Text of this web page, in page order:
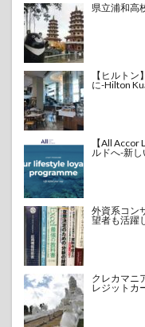
県立浦和高
【ヒルト
に-Hilton
【All
ルドへ-新
外資系コン
望者も活躍
クレカマニ
レジットカ